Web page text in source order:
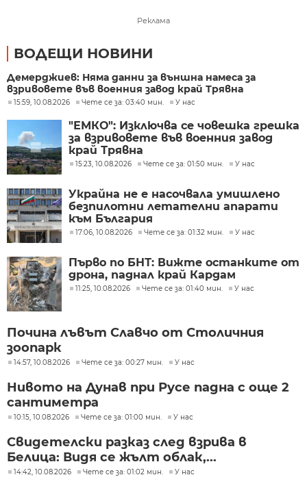
Реклама
ВОДЕЩИ НОВИНИ
Демерджиев: Няма данни за външна намеса за
взривовете във военния завод край Трявна
15:59, 10.08.2026 Чете се за: 03:40 мин. У нас
"ЕМКО": Изключва се човешка грешка
за взривовете във военния завод
край Трявна
15:23, 10.08.2026 Чете се за: 01:50 мин. У нас
Украйна не е насочвала умишлено
безпилотни летателни апарати
към България
17:06, 10.08.2026 Чете се за: 01:32 мин. У нас
Първо по БНТ: Вижте останките от
дрона, паднал край Кардам
11:25, 10.08.2026 Чете се за: 01:40 мин. У нас
Почина лъвът Славчо от Столичния
зоопарк
14:57, 10.08.2026 Чете се за: 00:27 мин. У нас
Нивото на Дунав при Русе падна с още 2
сантиметра
10:15, 10.08.2026 Чете се за: 01:00 мин. У нас
Свидетелски разказ след взрива в
Белица: Видя се жълт облак,...
14:42, 10.08.2026 Чете се за: 01:02 мин. У нас